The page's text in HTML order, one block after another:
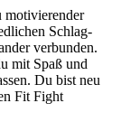
motivierender
Schlag-
verbunden.
mit Spaß und
Du bist neu
Fit Fight